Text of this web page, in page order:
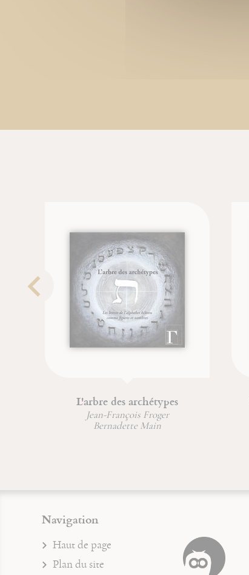
L'arbre des archétypes
Jean-François Froger
Bernadette Main
Navigation
Haut de page
Plan du site